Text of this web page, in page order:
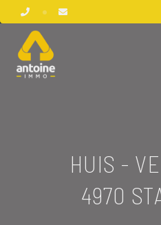
HUIS -
4970